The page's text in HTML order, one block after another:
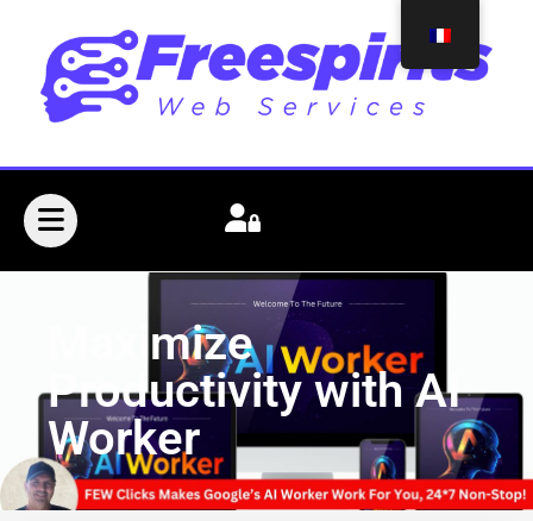
Maximize
Productivity with AI
Worker